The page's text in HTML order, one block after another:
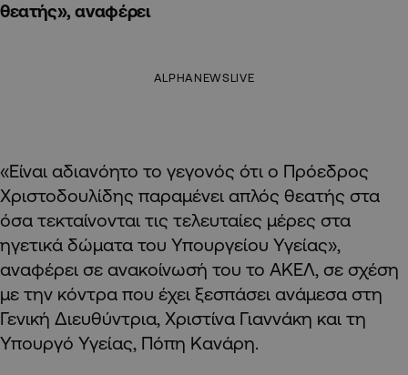
θεατής», αναφέρει
ALPHANEWSLIVE
«Είναι αδιανόητο το γεγονός ότι ο Πρόεδρος
Χριστοδουλίδης παραμένει απλός θεατής στα
όσα τεκταίνονται τις τελευταίες μέρες στα
ηγετικά δώματα του Υπουργείου Υγείας»,
αναφέρει σε ανακοίνωσή του το ΑΚΕΛ, σε σχέση
με την κόντρα που έχει ξεσπάσει ανάμεσα στη
Γενική Διευθύντρια, Χριστίνα Γιαννάκη και τη
Υπουργό Υγείας, Πόπη Κανάρη.